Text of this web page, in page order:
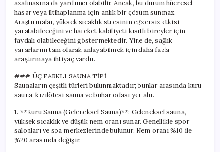
azalmasına da yardımcı olabilir. Ancak, bu durum hücresel
hasar veya iltihaplanma için anlık bir çözüm sunmaz.
Araştırmalar, yüksek sıcaklık stresinin egzersiz etkisi
yaratabileceğini ve hareket kabiliyeti kısıtlı bireyler için
faydalı olabileceğini göstermektedir. Yine de, sağlık
yararlarını tam olarak anlayabilmek için daha fazla
araştırmaya ihtiyaç vardır.
### ÜÇ FARKLI SAUNA TİPİ
Saunaların çeşitli türleri bulunmaktadır; bunlar arasında kuru
sauna, kızılötesi sauna ve buhar odası yer alır.
1. **Kuru Sauna (Geleneksel Sauna)**: Geleneksel sauna,
yüksek sıcaklık ve düşük nem oranı sunar. Genellikle spor
salonları ve spa merkezlerinde bulunur. Nem oranı %10 ile
%20 arasında değişir.